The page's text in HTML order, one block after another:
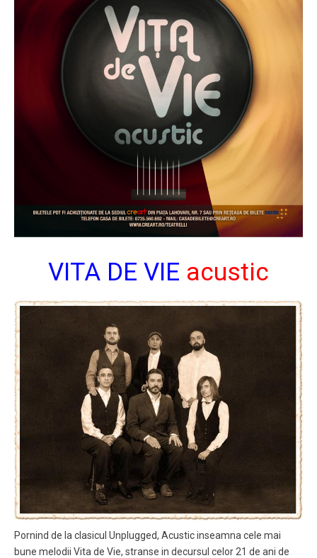
VITA DE VIE acustic
Pornind de la clasicul Unplugged, Acustic inseamna cele mai
bune melodii Vita de Vie, stranse in decursul celor 21 de ani de